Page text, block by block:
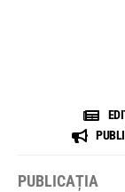
PUBLICAȚIA